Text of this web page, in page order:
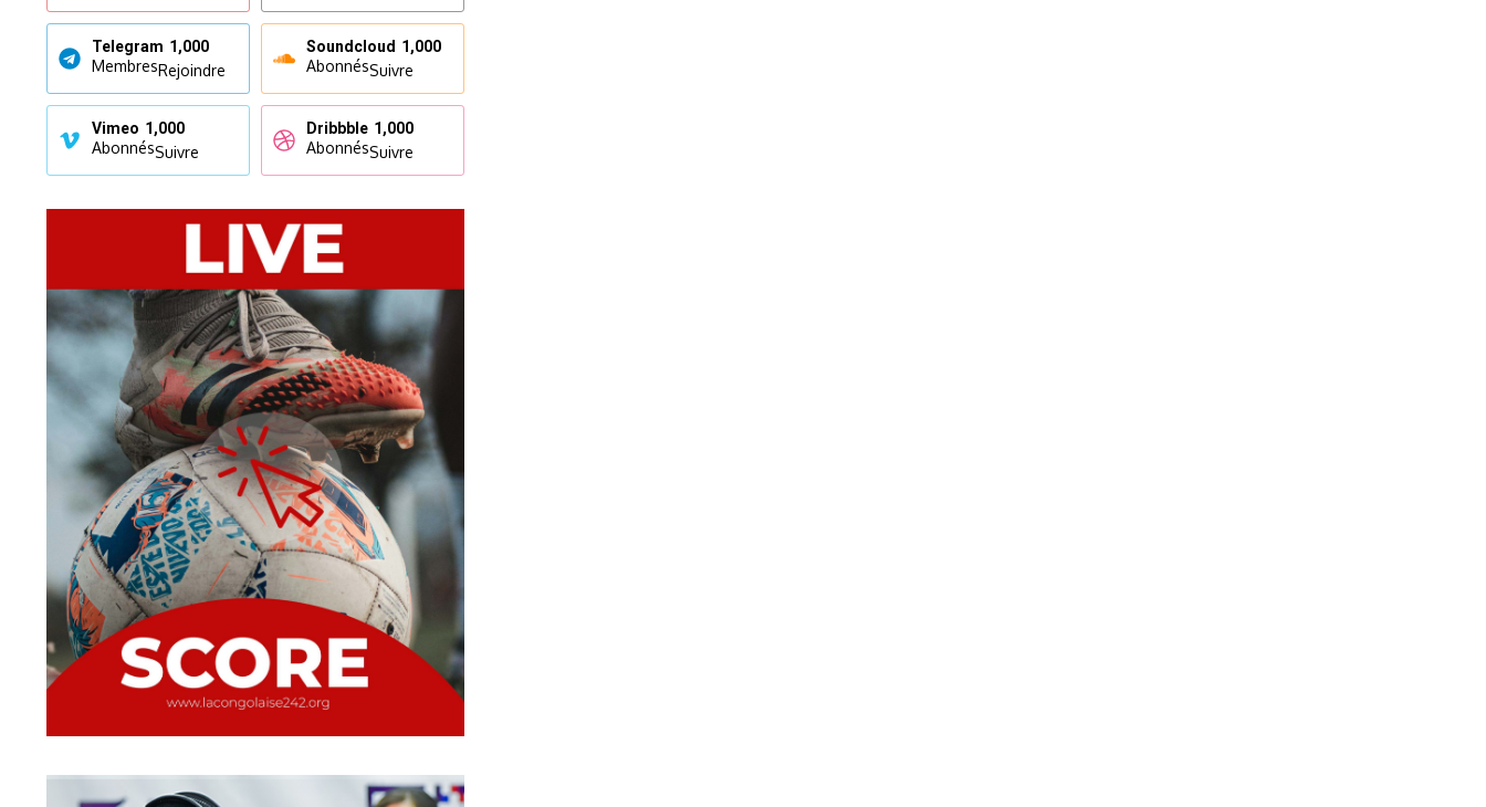
Telegram 1,000
MembresRejoindre
Soundcloud 1,000
AbonnésSuivre
Vimeo 1,000
AbonnésSuivre
Dribbble 1,000
AbonnésSuivre